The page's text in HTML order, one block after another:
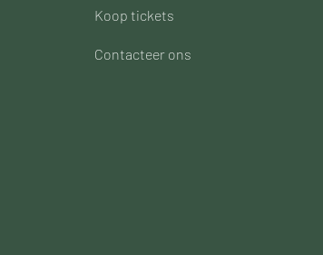
Koop tickets
Contacteer ons